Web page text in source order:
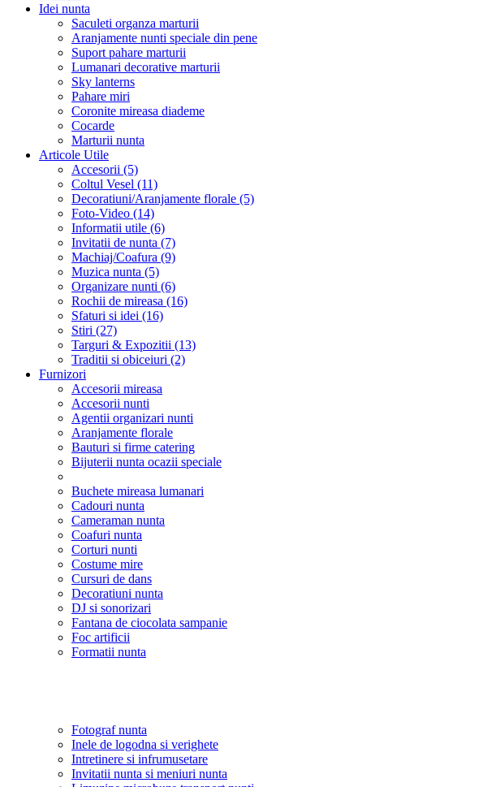
Idei nunta
Saculeti organza marturii
Aranjamente nunti speciale din pene
Suport pahare marturii
Lumanari decorative marturii
Sky lanterns
Pahare miri
Coronite mireasa diademe
Cocarde
Marturii nunta
Articole Utile
Accesorii (5)
Coltul Vesel (11)
Decoratiuni/Aranjamente florale (5)
Foto-Video (14)
Informatii utile (6)
Invitatii de nunta (7)
Machiaj/Coafura (9)
Muzica nunta (5)
Organizare nunti (6)
Rochii de mireasa (16)
Sfaturi si idei (16)
Stiri (27)
Targuri & Expozitii (13)
Traditii si obiceiuri (2)
Furnizori
Accesorii mireasa
Accesorii nunti
Agentii organizari nunti
Aranjamente florale
Bauturi si firme catering
Bijuterii nunta ocazii speciale
Buchete mireasa lumanari
Cadouri nunta
Cameraman nunta
Coafuri nunta
Corturi nunti
Costume mire
Cursuri de dans
Decoratiuni nunta
DJ si sonorizari
Fantana de ciocolata sampanie
Foc artificii
Formatii nunta
Fotograf nunta
Inele de logodna si verighete
Intretinere si infrumusetare
Invitatii nunta si meniuri nunta